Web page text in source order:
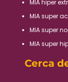
MIA hiper
MIA super
MIA super
MIA super
Cerca